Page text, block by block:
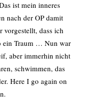
ist mein inneres
nach der OP damit
vorgestellt, dass ich
ein Traum … Nun war
aber immerhin nicht
schwimmen, das
Here I go again on